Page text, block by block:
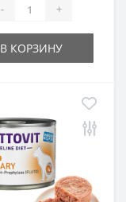
- +
В КОРЗИНУ